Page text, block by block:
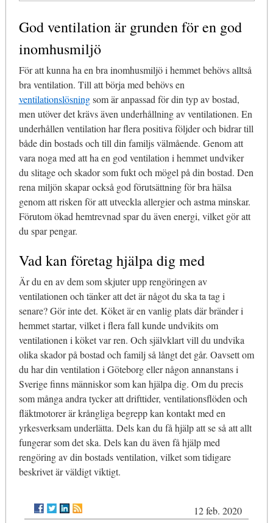
God ventilation är grunden för en god
inomhusmiljö
För att kunna ha en bra inomhusmiljö i hemmet behövs alltså
bra ventilation. Till att börja med behövs en
ventilationslösningsom är anpassad för din typ av bostad,
men utöver det krävs även underhållning av ventilationen. En
underhållen ventilation har flera positiva följder och bidrar till
både din bostads och till din familjs välmående. Genom att
vara noga med att ha en god ventilation i hemmet undviker
du slitage och skador som fukt och mögel på din bostad. Den
rena miljön skapar också god förutsättning för bra hälsa
genom att risken för att utveckla allergier och astma minskar.
Förutom ökad hemtrevnad spar du även energi, vilket gör att
du spar pengar.
Vad kan företag hjälpa dig med
Är du en av dem som skjuter upp rengöringen av
ventilationen och tänker att det är något du ska ta tag i
senare? Gör inte det. Köket är en vanlig plats där bränder i
hemmet startar, vilket i flera fall kunde undvikits om
ventilationen i köket var ren. Och självklart vill du undvika
olika skador på bostad och familj så långt det går. Oavsett om
du har din ventilation i Göteborg eller någon annanstans i
Sverige finns människor som kan hjälpa dig. Om du precis
som många andra tycker att drifttider, ventilationsflöden och
fläktmotorer är krångliga begrepp kan kontakt med en
yrkesverksam underlätta. Dels kan du få hjälp att se så att allt
fungerar som det ska. Dels kan du även få hjälp med
rengöring av din bostads ventilation, vilket som tidigare
beskrivet är väldigt viktigt.
12 feb. 2020